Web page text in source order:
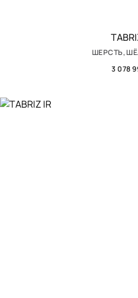
ШЕРСТЬ,
3 078